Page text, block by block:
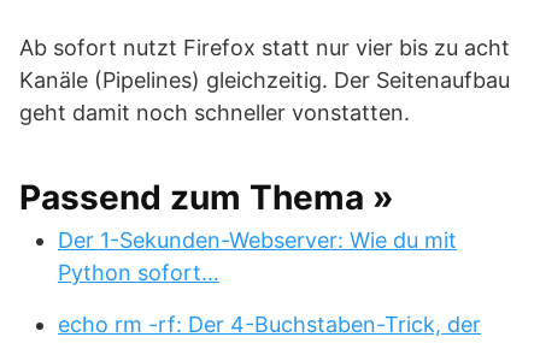
Ab sofort nutzt Firefox statt nur vier bis zu acht
Kanäle (Pipelines) gleichzeitig. Der Seitenaufbau
geht damit noch schneller vonstatten.
Passend zum Thema »
Der 1-Sekunden-Webserver: Wie du mit
Python sofort…
echo rm -rf: Der 4-Buchstaben-Trick, der